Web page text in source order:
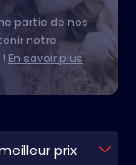
partie de nos
notre
En savoir plus
prix